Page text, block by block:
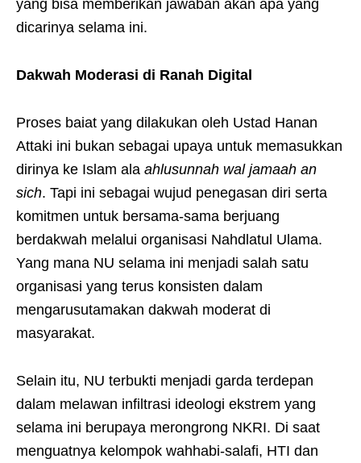
yang bisa memberikan jawaban akan apa yang
dicarinya selama ini.
Dakwah Moderasi di Ranah Digital
Proses baiat yang dilakukan oleh Ustad Hanan
Attaki ini bukan sebagai upaya untuk memasukkan
dirinya ke Islam ala ahlusunnah wal jamaah an
sich. Tapi ini sebagai wujud penegasan diri serta
komitmen untuk bersama-sama berjuang
berdakwah melalui organisasi Nahdlatul Ulama.
Yang mana NU selama ini menjadi salah satu
organisasi yang terus konsisten dalam
mengarusutamakan dakwah moderat di
masyarakat.
Selain itu, NU terbukti menjadi garda terdepan
dalam melawan infiltrasi ideologi ekstrem yang
selama ini berupaya merongrong NKRI. Di saat
menguatnya kelompok wahhabi-salafi, HTI dan